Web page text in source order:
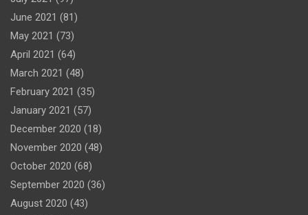
June 2021 (81)
May 2021 (73)
April 2021 (64)
March 2021 (48)
February 2021 (35)
January 2021 (57)
December 2020 (18)
November 2020 (48)
October 2020 (68)
September 2020 (36)
August 2020 (43)